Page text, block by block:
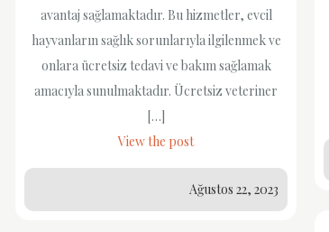
avantaj sağlamaktadır. Bu hizmetler, evcil
hayvanların sağlık sorunlarıyla ilgilenmek ve
onlara ücretsiz tedavi ve bakım sağlamak
amacıyla sunulmaktadır. Ücretsiz veteriner
[…]
View the post
Ağustos 22, 2023